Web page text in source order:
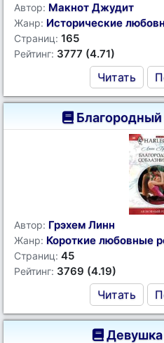
Автор: Макнот Джудит
Жанр: Исторические
Страниц: 165
Рейтинг: 3777 (4.71)
Читать
Благородный
Автор: Грэхем Линн
Жанр: Короткие любовные
Страниц: 45
Рейтинг: 3769 (4.19)
Читать
Девушка